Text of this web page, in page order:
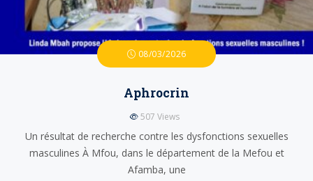
08/03/2026
Aphrocrin
507 Views
Un résultat de recherche contre les dysfonctions sexuelles
masculines À Mfou, dans le département de la Mefou et
Afamba, une